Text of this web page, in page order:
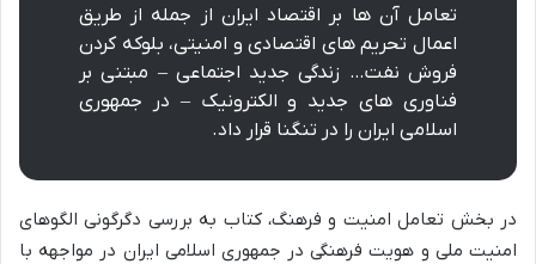
تعامل آن ها بر اقتصاد ایران از جمله از طریق
اعمال تحریم های اقتصادی و امنیتی، بلوکه کردن
فروش نفت… زندگی جدید اجتماعی – مبتنی بر
فناوری های جدید و الکترونیک – در جمهوری
اسلامی ایران را در تنگنا قرار داد.
در بخش تعامل امنیت و فرهنگ، کتاب به بررسی دگرگونی الگوهای
امنیت ملی و هویت فرهنگی در جمهوری اسلامی ایران در مواجهه با